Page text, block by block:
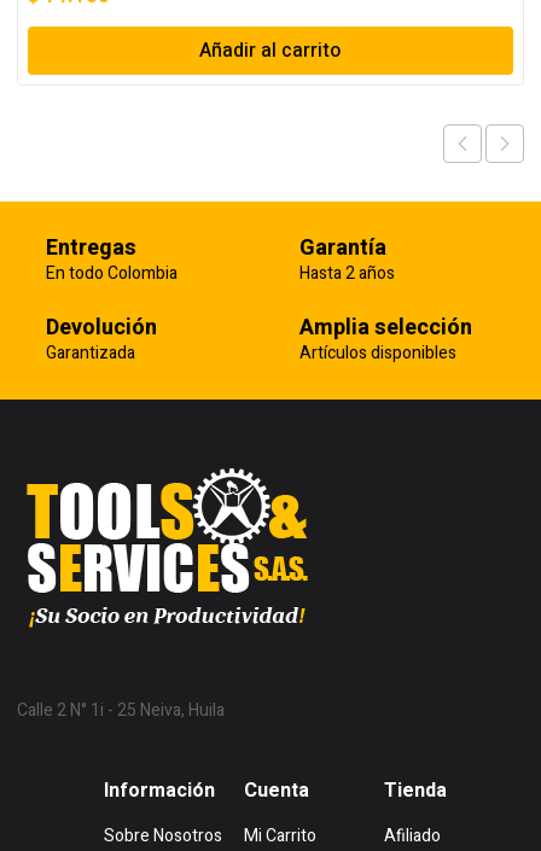
Añadir al carrito
Entregas
En todo Colombia
Garantía
Hasta 2 años
Devolución
Garantizada
Amplia selección
Artículos disponibles
Calle 2 N° 1i - 25 Neiva, Huila
Información
Sobre Nosotros
Cuenta
Mi Carrito
Tienda
Afiliado